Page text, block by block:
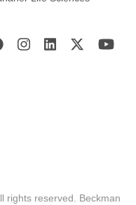
rights reserved. Beckman